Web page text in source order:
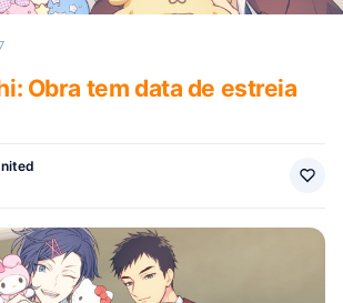
Obra tem data de estreia